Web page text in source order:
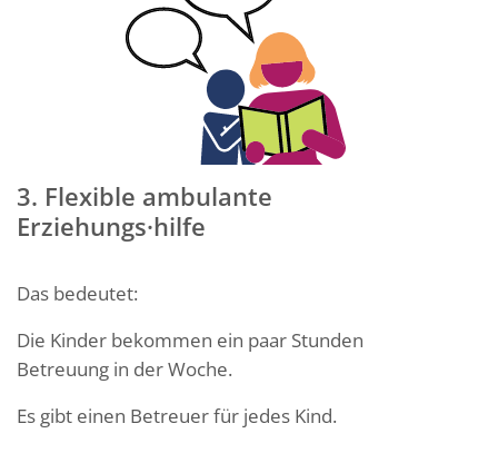
3. Flexible ambulante
Erziehungs·hilfe
Das bedeutet:
Die Kinder bekommen ein paar Stunden
Betreuung in der Woche.
Es gibt einen Betreuer für jedes Kind.